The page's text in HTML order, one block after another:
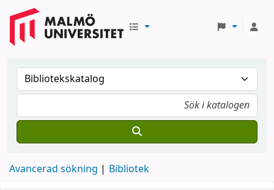
Avancerad sökning Bibliotek